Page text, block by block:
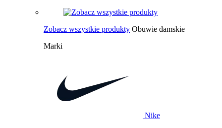
Zobacz wszystkie produkty Obuwie damskie
Marki
Nike